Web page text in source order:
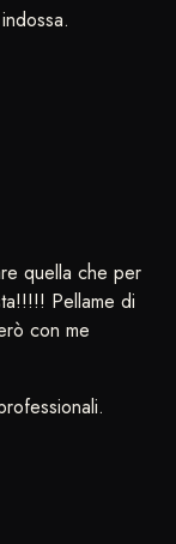
quella che per
Pellame di
con me